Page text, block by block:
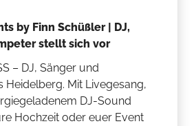
by Finn Schüßler | DJ,
stellt sich vor
– DJ, Sänger und
Heidelberg. Mit Livegesang,
DJ-Sound
Hochzeit oder euer Event